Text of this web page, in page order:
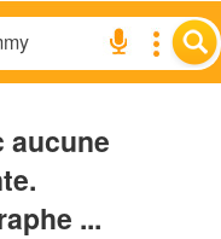
aucune
...